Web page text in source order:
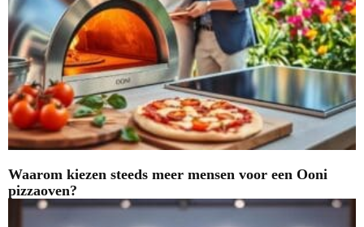
Waarom kiezen steeds meer mensen voor een Ooni
pizzaoven?